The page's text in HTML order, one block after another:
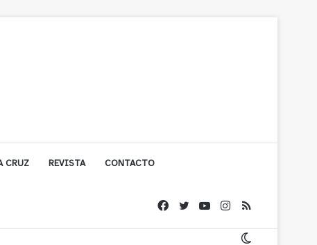
CRUZ REVISTA CONTACTO